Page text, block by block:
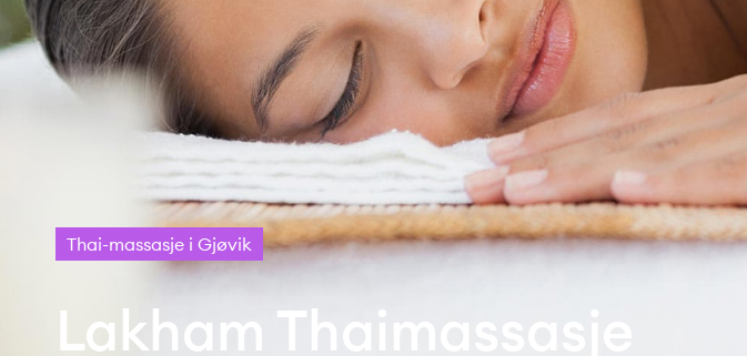
Thai-massasje i Gjøvik
Lakham Thaimassasje